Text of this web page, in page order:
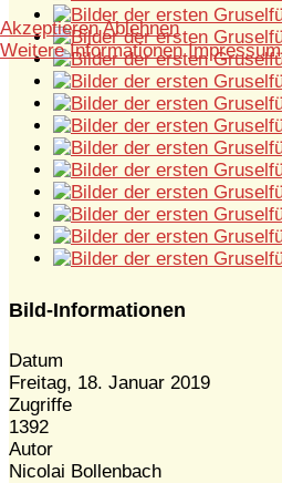
Bild-Informationen
Datum
Freitag, 18. Januar 2019
Zugriffe
1392
Autor
Nicolai Bollenbach
Akzeptieren Ablehnen
Weitere Informationen Impressum